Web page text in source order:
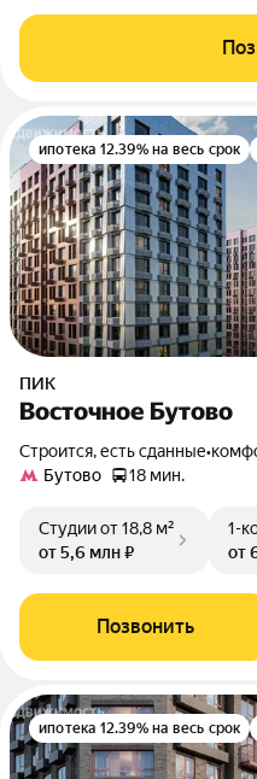
ипотека 12.39% на весь срок
ПИК
Восточное Бутово
Строится, есть сданные•
Бутово
18 мин.
Студииот 18,8 м²
от 5,6 млн ₽
1-
от
Позвонить
ипотека 12.39% на весь срок